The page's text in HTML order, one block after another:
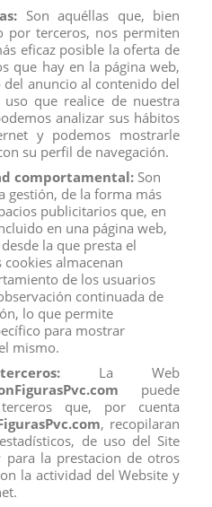
CHIMPANCE
View
Son aquéllas que, bien
por terceros, nos permiten
eficaz posible la oferta de
que hay en la página web,
anuncio al contenido del
que realice de nuestra
analizar sus hábitos
y podemos mostrarle
su perfil de navegación.
comportamental: Son
gestión, de la forma más
publicitarios que, en
en una página web,
la que presta el
cookies almacenan
de los usuarios
continuada de
lo que permite
para mostrar
mismo.
La Web
puede
que, por cuenta
, recopilaran
de uso del Site
la prestacion de otros
la actividad del Website y